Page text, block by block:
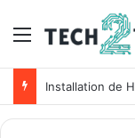
Menu
Installation de